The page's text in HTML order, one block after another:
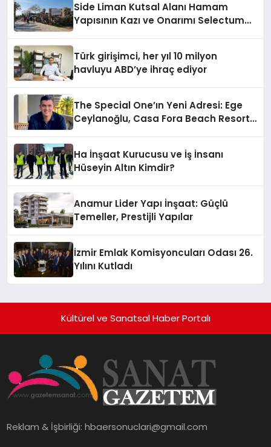
Side Liman Kutsal Alanı Hamam
Yapısının Kazı ve Onarımı Selectum
Türk girişimci, her yıl 10 milyon
havluyu ABD’ye ihraç ediyor
The Special One’ın Yeni Adresi: Ege
Ceylanoğlu, Casa Fora Beach Resort
Ha İnşaat Kurucusu ve İş İnsanı
Hüseyin Altın Kimdir?
Anamur Lider Yapı İnşaat: Güçlü
Temeller, Prestijli Yapılar
İzmir Emlak Komisyoncuları Odası 26.
Yılını Kutladı
Kültürel ve Sanatsal Haber Portalı
Reklam & İşbirliği:hbaersonuclari@gmail.com